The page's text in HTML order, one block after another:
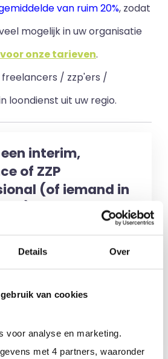
Details Over
van cookies
voor analyse en marketing.
met 4 partners, waaronder
van ruim 20%, zodat
mogelijk in uw organisatie
onze tarieven.
/ zzp'ers /
loondienst uit uw regio.
interim,
of ZZP
(of iemand in
berekenen wij geen kosten.
No pay!Kosten worden
als een professional